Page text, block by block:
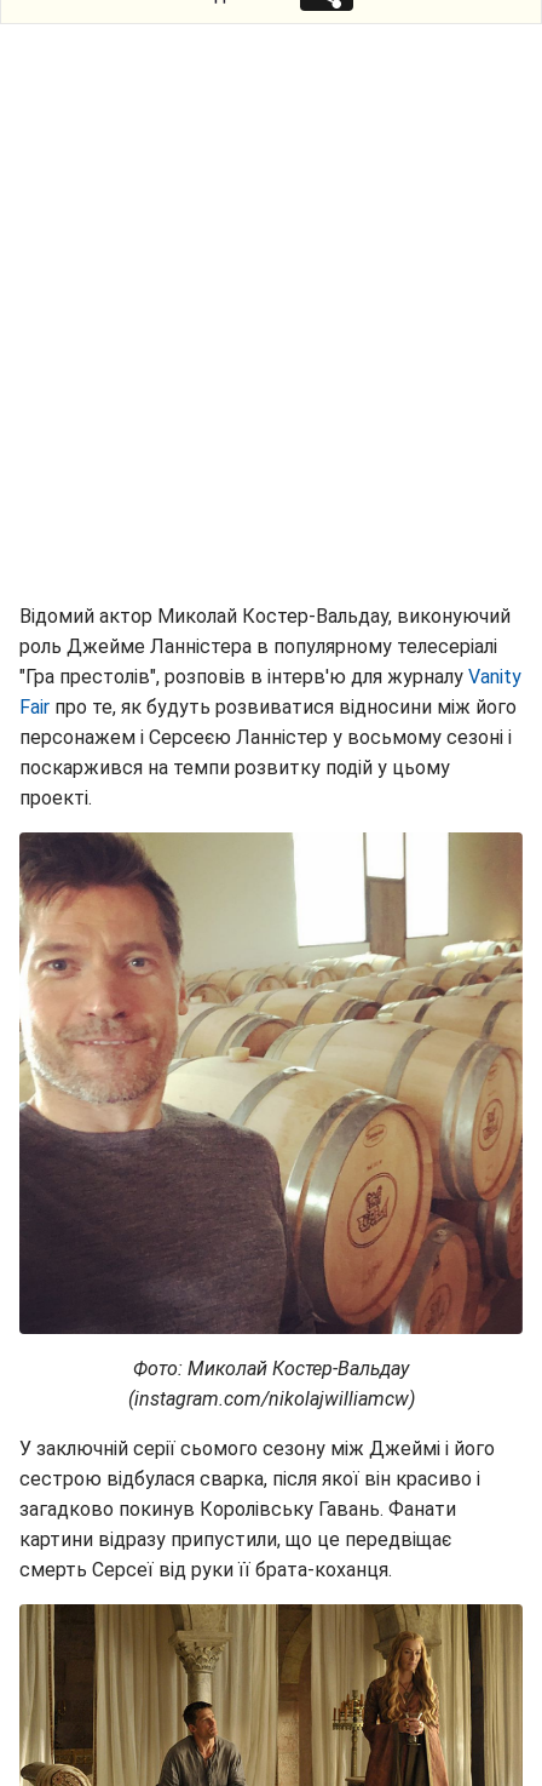
Відомий актор Миколай Костер-Вальдау, виконуючий
роль Джейме Ланністера в популярному телесеріалі
"Гра престолів", розповів в інтерв'ю для журналу Vanity
Fair про те, як будуть розвиватися відносини між його
персонажем і Серсеєю Ланністер у восьмому сезоні і
поскаржився на темпи розвитку подій у цьому
проекті.
Фото: Миколай Костер-Вальдау
(instagram.com/nikolajwilliamcw)
У заключній серії сьомого сезону між Джеймі і його
сестрою відбулася сварка, після якої він красиво і
загадково покинув Королівську Гавань. Фанати
картини відразу припустили, що це передвіщає
смерть Серсеї від руки її брата-коханця.